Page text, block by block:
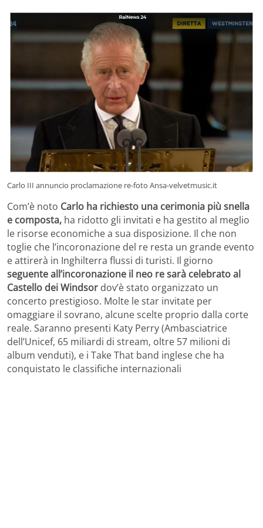
Carlo III annuncio proclamazione re-foto Ansa-velvetmusic.it
Com’è noto Carlo ha richiesto una cerimonia più snella
e composta, ha ridotto gli invitati e ha gestito al meglio
le risorse economiche a sua disposizione. Il che non
toglie che l’incoronazione del re resta un grande evento
e attirerà in Inghilterra flussi di turisti. Il giorno
seguente all’incoronazione il neo re sarà celebrato al
Castello dei Windsor dov’è stato organizzato un
concerto prestigioso. Molte le star invitate per
omaggiare il sovrano, alcune scelte proprio dalla corte
reale. Saranno presenti Katy Perry (Ambasciatrice
dell’Unicef, 65 miliardi di stream, oltre 57 milioni di
album venduti), e i Take That band inglese che ha
conquistato le classifiche internazionali